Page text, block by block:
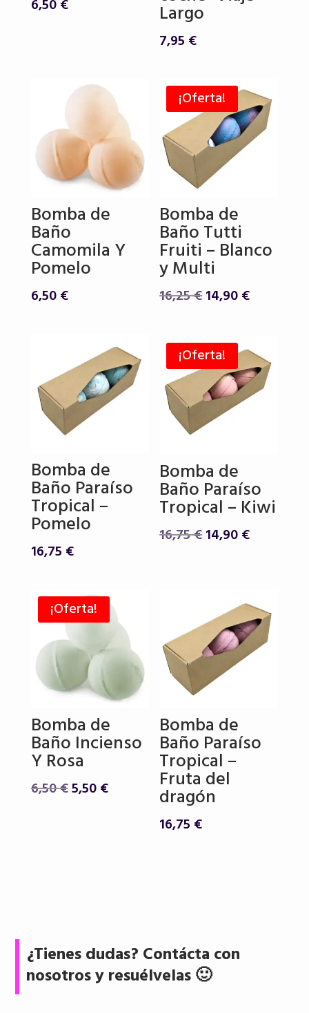
6,50€ Largo
7,95 €
Bomba de
Baño
Camomila Y
Pomelo
6,50€
¡Oferta!
Bomba de
Baño Tutti
Fruiti – Blanco
y Multi
16,25€El
era:
16,25 €.
14,90€El
es:
14,90 €.
Bomba de
Baño Paraíso
Tropical –
Pomelo
16,75 €
¡Oferta!
Bomba de
Baño Paraíso
Tropical – Kiwi
16,75€El
16,75 €.
14,90€El
14,90 €.
¡Oferta!
Bomba de
Baño Incienso
Y Rosa
6,50€El
5,50€El
Bomba de
Baño Paraíso
Tropical –
Fruta del
dragón
16,75 €
¿Tienes dudas? Contácta con
nosotros y resuélvelas 🙂